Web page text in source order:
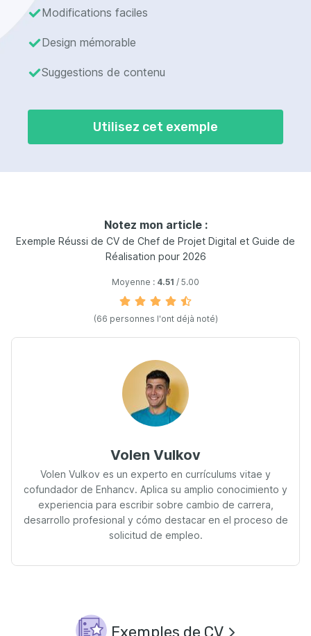
Modifications faciles
Design mémorable
Suggestions de contenu
Utilisez cet exemple
Notez mon article :
Exemple Réussi de CV de Chef de Projet Digital et Guide de
Réalisation pour 2026
Moyenne : 4.51 / 5.00
(66 personnes l'ont déjà noté)
Volen Vulkov
Volen Vulkov es un experto en currículums vitae y
cofundador de Enhancv. Aplica su amplio conocimiento y
experiencia para escribir sobre cambio de carrera,
desarrollo profesional y cómo destacar en el proceso de
solicitud de empleo.
Exemples de CV